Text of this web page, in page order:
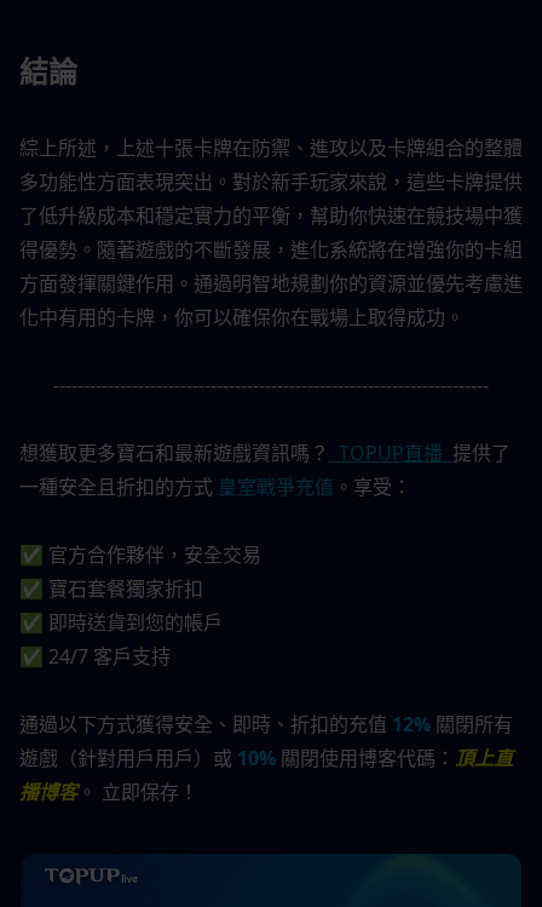
結論
綜上所述，上述十張卡牌在防禦、進攻以及卡牌組合的整體
多功能性方面表現突出。對於新手玩家來說，這些卡牌提供
了低升級成本和穩定實力的平衡，幫助你快速在競技場中獲
得優勢。隨著遊戲的不斷發展，進化系統將在增強你的卡組
方面發揮關鍵作用。通過明智地規劃你的資源並優先考慮進
化中有用的卡牌，你可以確保你在戰場上取得成功。
------------------------------------------------------------------------
想獲取更多寶石和最新遊戲資訊嗎？ TOPUP直播 提供了
一種安全且折扣的方式 皇室戰爭充值 。享受：
✅ 官方合作夥伴，安全交易
✅ 寶石套餐獨家折扣
✅ 即時送貨到您的帳戶
✅ 24/7 客戶支持
通過以下方式獲得安全、即時、折扣的充值 12% 關閉所有
遊戲（針對用戶用戶）或 10% 關閉使用博客代碼： 頂上直
播博客。 立即保存！